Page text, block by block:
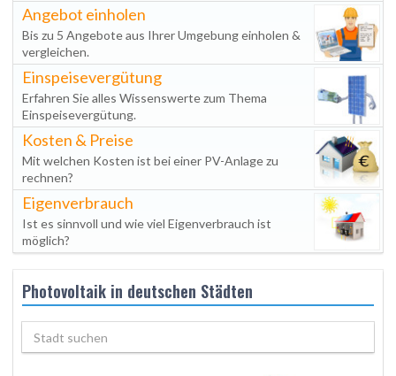
Angebot einholen
Bis zu 5 Angebote aus Ihrer Umgebung einholen &
vergleichen.
Einspeisevergütung
Erfahren Sie alles Wissenswerte zum Thema
Einspeisevergütung.
Kosten & Preise
Mit welchen Kosten ist bei einer PV-Anlage zu
rechnen?
Eigenverbrauch
Ist es sinnvoll und wie viel Eigenverbrauch ist
möglich?
Photovoltaik in deutschen Städten